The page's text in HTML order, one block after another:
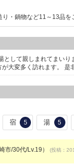
・鍋物など11～13品を
して親しまれてまいり
大変多く訪れます。 是
宿 5 湯 5
市/30代/Lv.19） (投稿：